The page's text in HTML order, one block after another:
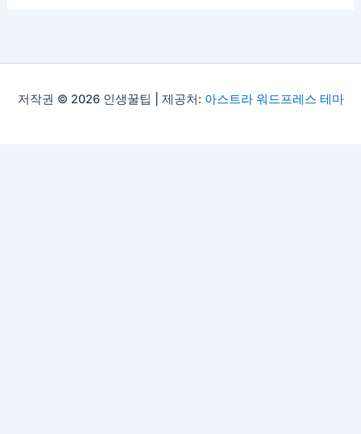
저작권 © 2026 인생꿀팁 | 제공처: 아스트라 워드프레스 테마